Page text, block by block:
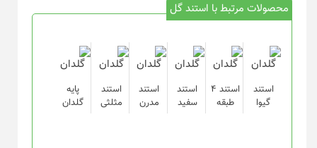
محصولات مرتبط با استند گل
استند
گیوا
استند ۴
طبقه
استند
سفید
استند
مدرن
استند
مثلثی
پایه
گلدان